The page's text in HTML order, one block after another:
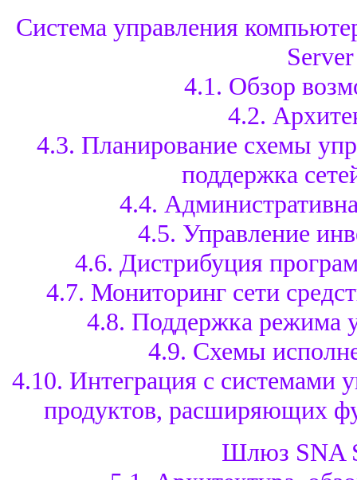
Система управления
Server
4.1. Обзор
4.2.
4.3. Планирование схемы
поддержка
4.4.
4.5. Управление
4.6. Дистрибуция
4.7. Мониторинг сети
4.8. Поддержка режима
4.9. Схемы
4.10. Интеграция с системами
продуктов, расширяющих
Шлюз SNA